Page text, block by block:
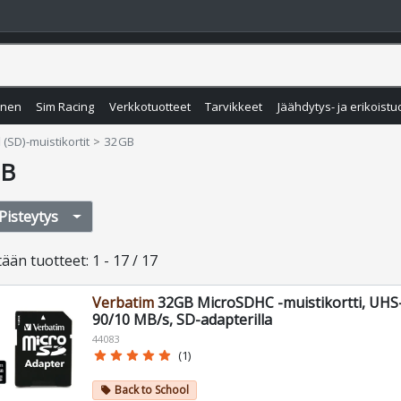
Sim Racing Verkkotuotteet Tarvikkeet Jäähdytys- ja
muistikortit 32GB
Pisteytys
tuotteet: 1 - 17 / 17
Verbatim32GB MicroSDHC -muistikortti,
90/10 MB/s, SD-adapterilla
44083
star star star star star (1)
local_offer Back to School